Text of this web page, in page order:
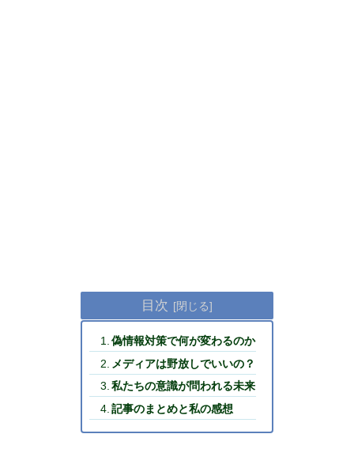
目次
偽情報対策で何が変わるのか
メディアは野放しでいいの？
私たちの意識が問われる未来
記事のまとめと私の感想